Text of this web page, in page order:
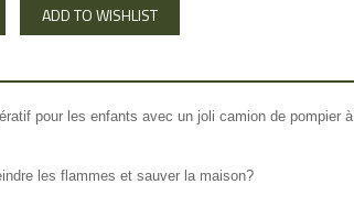
pour les enfants avec un joli camion de pompier à
les flammes et sauver la maison?